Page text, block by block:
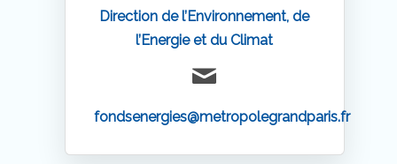
Direction de l’Environnement, de
l’Energie et du Climat
fondsenergies@metropolegrandparis.fr